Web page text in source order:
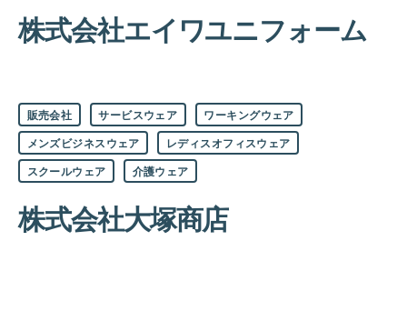
株式会社エイワユニフォーム
カ
テ
ゴ
リ
ー
販売会社 サービスウェア
ワーキングウェア
メンズビジネスウェア
レディスオフィスウェア
スクールウェア
介護ウェア
株式会社大塚商店